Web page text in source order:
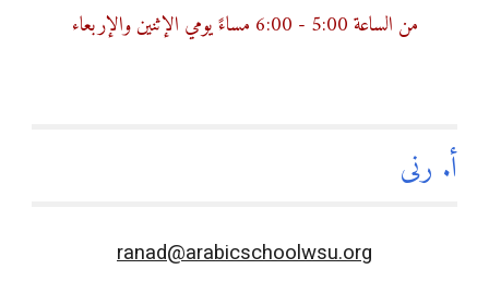
من الساعة 5:00 -
6:00 مساءً يومي الإثنين والإربعاء
أ. رنى
ranad@arabicschoolwsu.org